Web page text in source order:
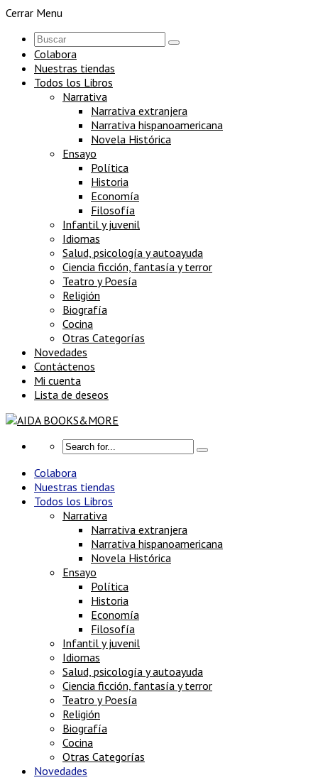
Cerrar Menu
Colabora
Nuestras tiendas
Todos los Libros
Narrativa
Narrativa extranjera
Narrativa hispanoamericana
Novela Histórica
Ensayo
Política
Historia
Economía
Filosofía
Infantil y juvenil
Idiomas
Salud, psicología y autoayuda
Ciencia ficción, fantasía y terror
Teatro y Poesía
Religión
Biografía
Cocina
Otras Categorías
Novedades
Contáctenos
Mi cuenta
Lista de deseos
Colabora
Nuestras tiendas
Todos los Libros
Narrativa
Narrativa extranjera
Narrativa hispanoamericana
Novela Histórica
Ensayo
Política
Historia
Economía
Filosofía
Infantil y juvenil
Idiomas
Salud, psicología y autoayuda
Ciencia ficción, fantasía y terror
Teatro y Poesía
Religión
Biografía
Cocina
Otras Categorías
Novedades